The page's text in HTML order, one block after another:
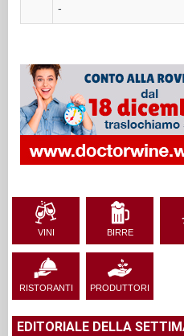
-
VINI BIRRE
RISTORANTI PRODUTTORI
EDITORIALE DELLA